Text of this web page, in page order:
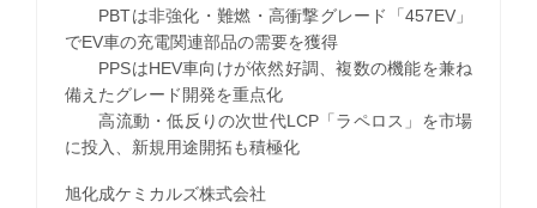
PBTは非強化・難燃・高衝撃グレード「457EV」
でEV車の充電関連部品の需要を獲得
PPSはHEV車向けが依然好調、複数の機能を兼ね
備えたグレード開発を重点化
高流動・低反りの次世代LCP「ラペロス」を市場
に投入、新規用途開拓も積極化
旭化成ケミカルズ株式会社